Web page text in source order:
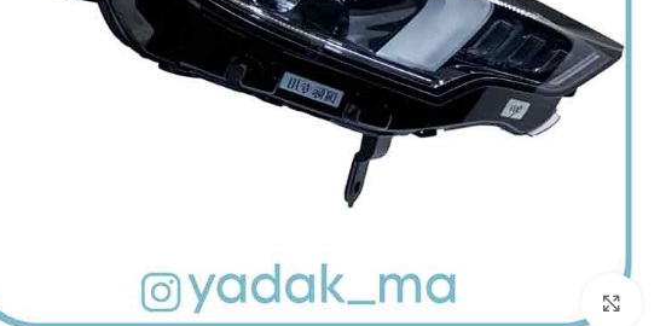
برای بزرگنمایی کلیک کنید